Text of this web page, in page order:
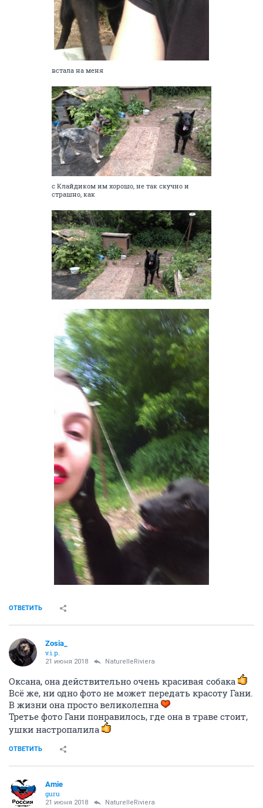
встала на меня
с Клайдиком им хорошо, не так скучно и
страшно, как
ОТВЕТИТЬ
Zosia_
v.i.p.
21 июня 2018 NaturelleRiviera
Оксана, она действительно очень красивая собака
Всё же, ни одно фото не может передать красоту Гани.
В жизни она просто великолепна
Третье фото Гани понравилось, где она в траве стоит,
ушки настропалила
ОТВЕТИТЬ
Amie
guru
21 июня 2018 NaturelleRiviera